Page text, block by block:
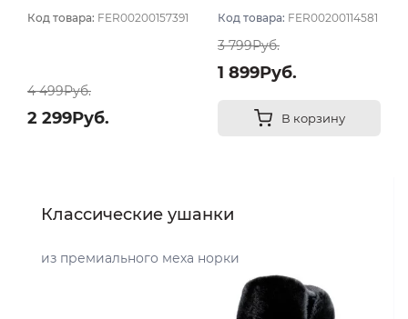
Код товара: FER00200157391
4 499Руб.
2 299Руб.
Код товара: FER00200114581
3 799Руб.
1 899Руб.
В корзину
Классические ушанки
из премиального меха норки